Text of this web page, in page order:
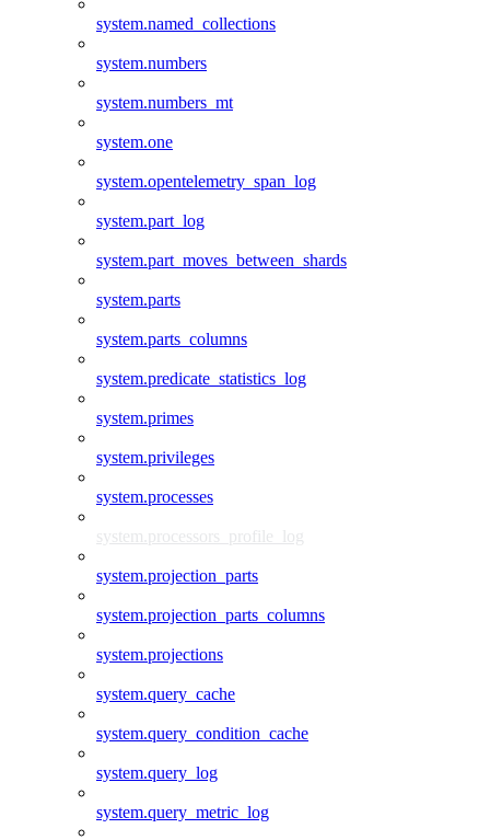
system.named_collections
system.numbers
system.numbers_mt
system.one
system.opentelemetry_span_log
system.part_log
system.part_moves_between_shards
system.parts
system.parts_columns
system.predicate_statistics_log
system.primes
system.privileges
system.processes
system.processors_profile_log
system.projection_parts
system.projection_parts_columns
system.projections
system.query_cache
system.query_condition_cache
system.query_log
system.query_metric_log